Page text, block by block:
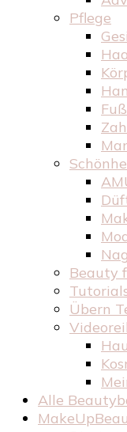
Pflege
Beauty
Übern
Alle